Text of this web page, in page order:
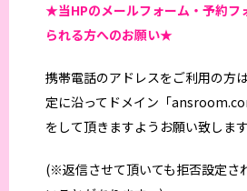
★当HPのメールフォーム・予約フ
られる方へのお願い★
携帯電話のアドレスをご利用の方
定に沿ってドメイン「
をして頂きますようお願い致します
(※返信させて頂いても拒否設定さ